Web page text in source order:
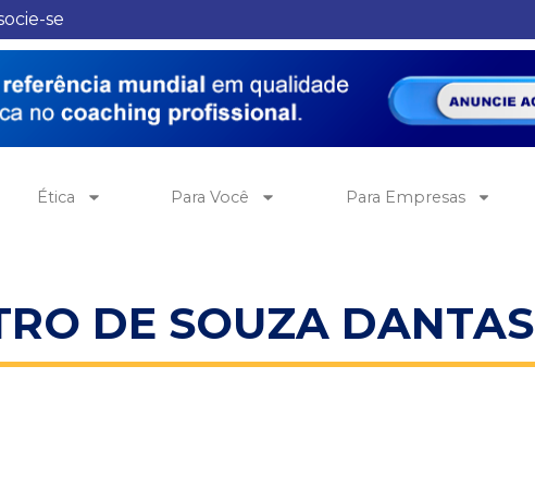
se
Ética Para Você Para Empresas
DE SOUZA DANTAS